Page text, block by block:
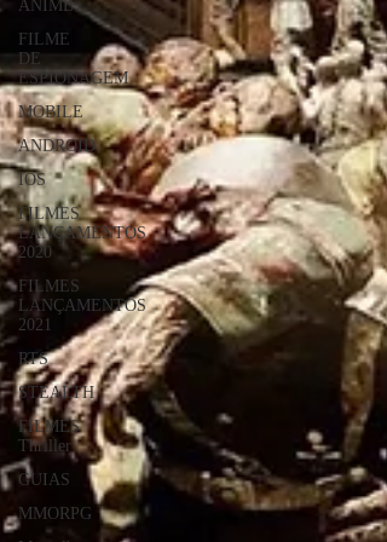
ANIME
FILME
DE
ESPIONAGEM
MOBILE
ANDROID
IOS
FILMES
LANÇAMENTOS
2020
FILMES
LANÇAMENTOS
2021
RTS
STEALTH
FILMES
Thriller
GUIAS
MMORPG